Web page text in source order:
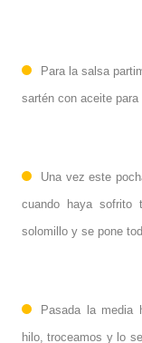
Para la salsa
sartén con aceite para
Una vez este
cuando haya
solomillo y se pone
Pasada la media
hilo, troceamos y lo